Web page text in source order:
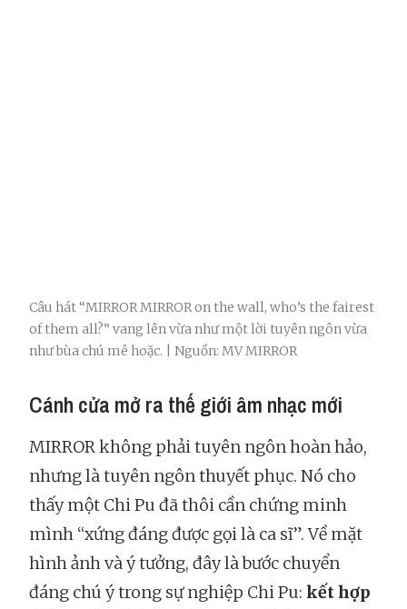
Câu hát “MIRROR MIRROR on the wall, who’s the fairest
of them all?” vang lên vừa như một lời tuyên ngôn vừa
như bùa chú mê hoặc. | Nguồn: MV MIRROR
Cánh cửa mở ra thế giới âm nhạc mới
MIRROR không phải tuyên ngôn hoàn hảo,
nhưng là tuyên ngôn thuyết phục. Nó cho
thấy một Chi Pu đã thôi cần chứng minh
mình “xứng đáng được gọi là ca sĩ”. Về mặt
hình ảnh và ý tưởng, đây là bước chuyển
đáng chú ý trong sự nghiệp Chi Pu: kết hợp